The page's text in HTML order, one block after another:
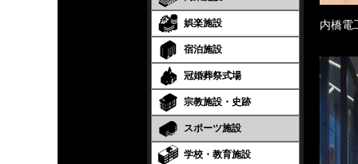
娯楽施設
宿泊施設
冠婚葬祭式場
宗教施設・史跡
スポーツ施設
学校・教育施設
内橋電